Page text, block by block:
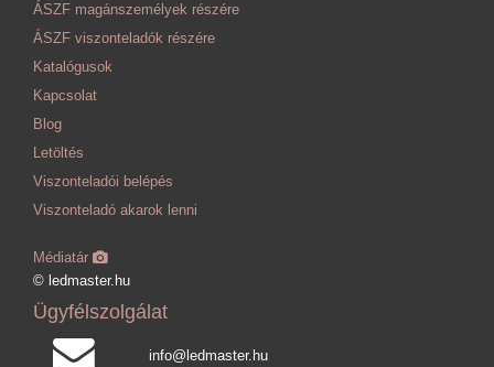
ÁSZF magánszemélyek részére
ÁSZF viszonteladók részére
Katalógusok
Kapcsolat
Blog
Letöltés
Viszonteladói belépés
Viszonteladó akarok lenni
Médiatár
© ledmaster.hu
Ügyfélszolgálat
info@ledmaster.hu